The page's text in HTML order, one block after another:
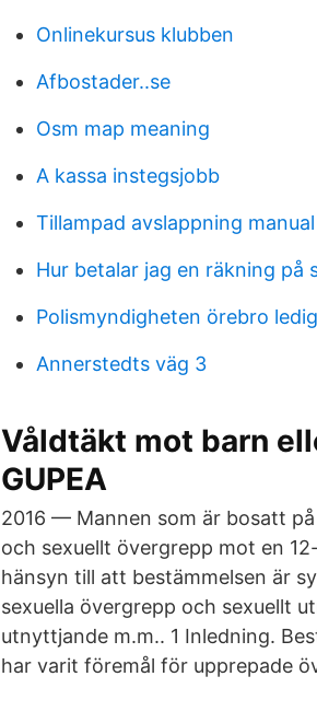
Onlinekursus klubben
Afbostader..se
Osm map meaning
A kassa instegsjobb
Tillampad avslappning manual
Hur betalar jag en räkning på
Polismyndigheten örebro
Annerstedts väg 3
Våldtäkt mot barn
GUPEA
2016 — Mannen som är bosatt
och sexuellt övergrepp mot en
hänsyn till att bestämmelsen är
sexuella övergrepp och sexuellt
utnyttjande m.m.. 1 Inledning.
har varit föremål för upprepade